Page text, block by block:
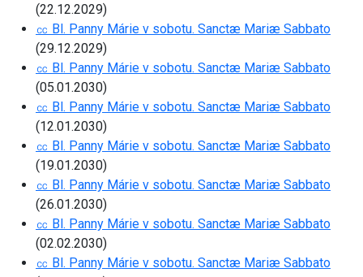
(22.12.2029)
㏄ Bl. Panny Márie v sobotu. Sanctæ Mariæ Sabbato
(29.12.2029)
㏄ Bl. Panny Márie v sobotu. Sanctæ Mariæ Sabbato
(05.01.2030)
㏄ Bl. Panny Márie v sobotu. Sanctæ Mariæ Sabbato
(12.01.2030)
㏄ Bl. Panny Márie v sobotu. Sanctæ Mariæ Sabbato
(19.01.2030)
㏄ Bl. Panny Márie v sobotu. Sanctæ Mariæ Sabbato
(26.01.2030)
㏄ Bl. Panny Márie v sobotu. Sanctæ Mariæ Sabbato
(02.02.2030)
㏄ Bl. Panny Márie v sobotu. Sanctæ Mariæ Sabbato